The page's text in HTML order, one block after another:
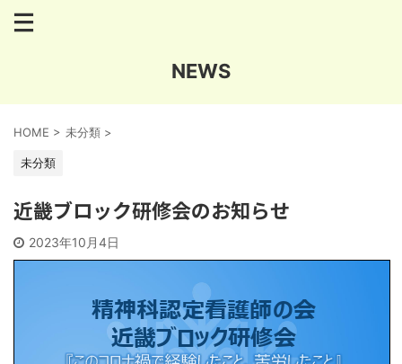
NEWS
HOME > 未分類 >
未分類
近畿ブロック研修会のお知らせ
2023年10月4日